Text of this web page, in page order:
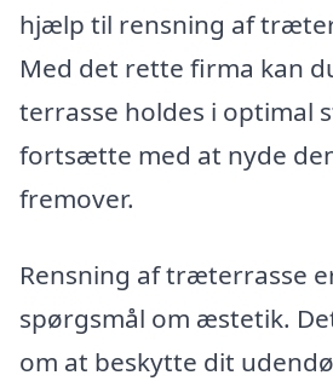
hjælp til rensning af
Med det rette firma kan
terrasse holdes i optimal
fortsætte med at nyde
fremover.
Rensning af træterrasse
spørgsmål om æstetik.
om at beskytte dit